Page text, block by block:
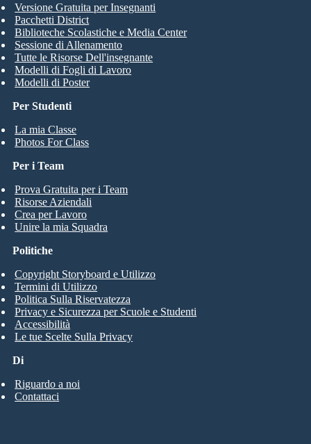
Per Studenti
La mia Classe
Photos For Class
Versione Gratuita per Insegnanti
Pacchetti District
Biblioteche Scolastiche e Media Center
Sessione di Allenamento
Tutte le Risorse Dell'insegnante
Modelli di Fogli di Lavoro
Modelli di Poster
Per i Team
Prova Gratuita per i Team
Risorse Aziendali
Crea per Lavoro
Unire la mia Squadra
Di
Riguardo a noi
Contattaci
Politiche
Copyright Storyboard e Utilizzo
Termini di Utilizzo
Politica Sulla Riservatezza
Privacy e Sicurezza per Scuole e Studenti
Accessibilità
Le tue Scelte Sulla Privacy